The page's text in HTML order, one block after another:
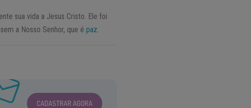
sua vida a Jesus Cristo. Ele foi
a Nosso Senhor, que épaz.
CADASTRAR AGORA